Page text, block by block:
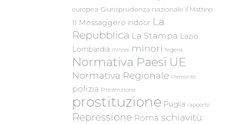
europea Giurisprudenza nazionale Il Mattino
Il Messaggero indoor La
Repubblica La Stampa Lazio
Lombardia minore minori Nigeria
Normativa Paesi UE
Normativa Regionale Piemonte
polizia Prevenzione
prostituzione Puglia rapporto
Repressione Roma schiavitù